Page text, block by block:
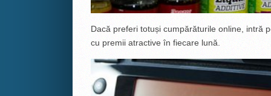
Dacă preferi totuși cumpărăturile online, intră
cu premii atractive în fiecare lună.